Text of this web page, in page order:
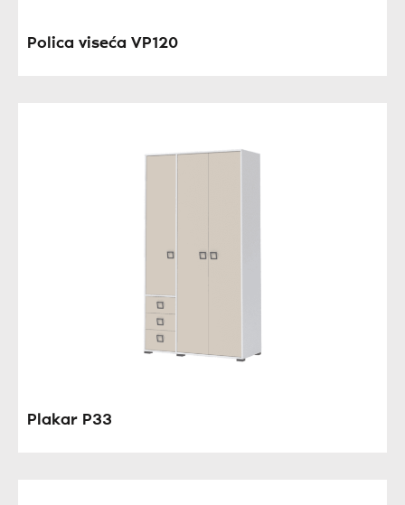
Polica viseća VP120
Plakar P33